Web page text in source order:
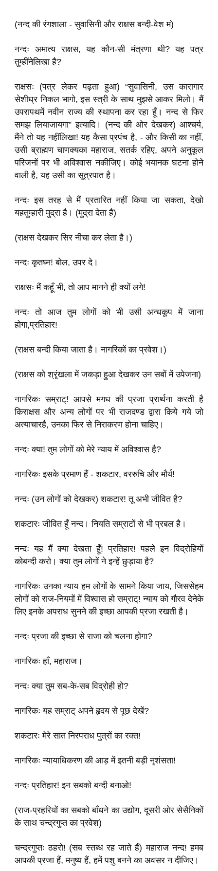
(नन्द की रंगशाला - सुवासिनी और राक्षस बन्दी-वेश मं)
नन्दः अमात्य राक्षस, यह कौन-सी मंत्रणा थी? यह पत्र
तुम्हींनेलिखा है?
राक्षसः (पत्र लेकर पढ़ता हुआ) “सुवासिनी, उस कारागार
सेशीघ्र निकल भागो, इस स्त्री के साथ मुझसे आकर मिलो। मैं
उपरापथमें नवीन राज्य की स्थापना कर रहा हूँ। नन्द से फिर
समझ लियाजायगा” इत्यादि। (नन्द की ओर देखकर) आश्चर्य,
मैंने तो यह नहींलिखा! यह कैसा प्रपंच है, - और किसी का नहीं,
उसी ब्राह्मण चाणक्यका महाराज, सतर्क रहिए, अपने अनुकूल
परिजनों पर भी अविश्वास नकीजिए। कोई भयानक घटना होने
वाली है, यह उसी का सूत्रपात है।
नन्दः इस तरह से मैं प्रतारित नहीं किया जा सकता, देखो
यहतुम्हारी मुद्रा है। (मुद्रा देता है)
(राक्षस देखकर सिर नीचा कर लेता है।)
नन्दः कृतघ्न! बोल, उपर दे।
राक्षसः मैं कहूँ भी, तो आप मानने ही क्यों लगे!
नन्दः तो आज तुम लोगों को भी उसी अन्धकूप में जाना
होगा,प्रतिहार!
(राक्षस बन्दी किया जाता है। नागरिकों का प्रवेश।)
(राक्षस को श्रृंखला में जकड़ा हुआ देखकर उन सबों में उपेजना)
नागरिकः सम्राट्‌! आपसे मगध की प्रजा प्रार्थना करती है
किराक्षस और अन्य लोगों पर भी राजदण्ड द्वारा किये गये जो
अत्याचारहै, उनका फिर से निराकरण होना चाहिए।
नन्दः क्या! तुम लोगों को मेरे न्याय में अविश्वास है?
नागरिकः इसके प्रमाण हैं - शकटार, वररुचि और मौर्य!
नन्दः (उन लोगों को देखकर) शकटार! तू अभी जीवित है?
शकटारः जीवित हूँ नन्द। नियति सम्राटों से भी प्रबल है।
नन्दः यह मैं क्या देखता हूँ! प्रतिहार! पहले इन विद्रोहियों
कोबन्दी करो। क्या तुम लोगों ने इन्हें छुड़ाया है?
नागरिकः उनका न्याय हम लोगों के सामने किया जाय, जिससेहम
लोगों को राज-नियमों में विश्वास हो सम्राट्‌! न्याय को गौरव देनेके
लिए इनके अपराध सुनने की इच्छा आपकी प्रजा रखती है।
नन्दः प्रजा की इच्छा से राजा को चलना होगा?
नागरिकः हाँ, महाराज।
नन्दः क्या तुम सब-के-सब विद्रोही हो?
नागरिकः यह सम्राट्‌ अपने हृदय से पूछ देखें?
शकटारः मेरे सात निरपराध पुत्रों का रक्त!
नागरिकः न्यायाधिकरण की आड़ में इतनी बड़ी नृशंसता!
नन्दः प्रतिहार! इन सबको बन्दी बनाओ!
(राज-प्रहरियों का सबको बाँधने का उद्योग, दूसरी ओर सेसैनिकों
के साथ चन्द्रगुप्त का प्रवेश)
चन्द्रगुप्तः ठहरो! (सब स्तब्ध रह जाते हैं) महाराज नन्द! हमब
आपकी प्रजा हैं, मनुष्य हैं, हमें पशु बनने का अवसर न दीजिए।